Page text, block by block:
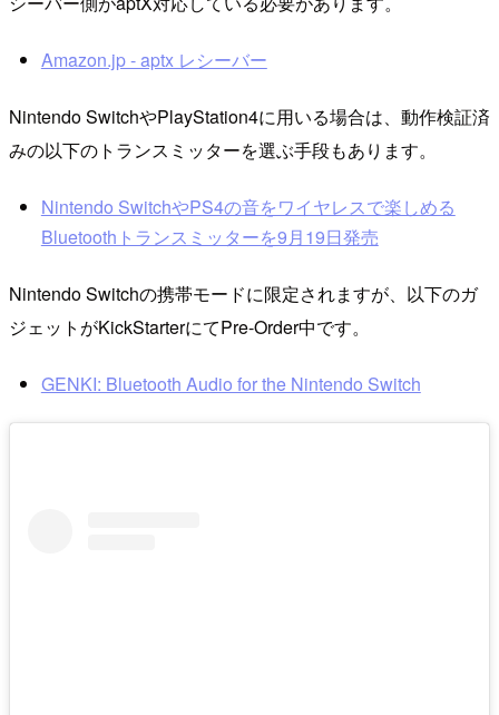
Amazon.jp - aptx レシーバー
Nintendo SwitchやPlayStation4に用いる場合は、動作検証済
みの以下のトランスミッターを選ぶ手段もあります。
Nintendo SwitchやPS4の音をワイヤレスで楽しめる
Bluetoothトランスミッターを9月19日発売
Nintendo Switchの携帯モードに限定されますが、以下のガ
ジェットがKickStarterにてPre-Order中です。
GENKI: Bluetooth Audio for the Nintendo Switch